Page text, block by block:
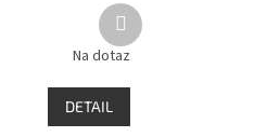
Na dotaz
DETAIL
Next
product